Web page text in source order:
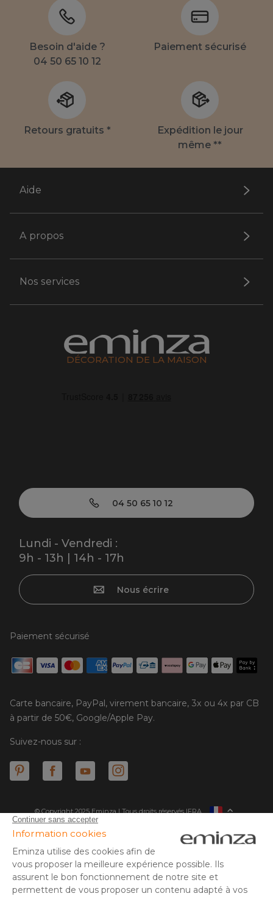
Besoin d'aide ?
04 50 65 10 12
Paiement sécurisé
Retours gratuits *
Expédition le jour
même **
Aide
A propos
Nos services
DÉCORATION DE LA MAISON
04 50 65 10 12
Lundi - Vendredi :
9h - 13h | 14h - 17h
Nous écrire
Paiement sécurisé
Carte bancaire, PayPal, virement bancaire, 3x ou 4x par CB
à partir de 50€, Google/Apple Pay.
Suivez-nous sur :
© Copyright 2025 Eminza | Tous droits réservés |
ESPAÑA
NEDERLAND
SUISSE
FRA
* Vous disposez de 30 jours (à compter de la réception ou du
retrait de votre colis) pour effectuer un retour de produits et